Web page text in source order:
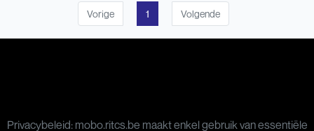
Vorige 1 Volgende
Privacybeleid: mobo.ritcs.be maakt enkel gebruik van essentiële